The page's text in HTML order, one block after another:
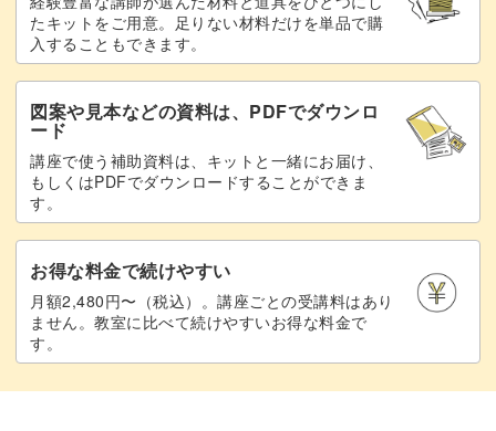
たキットをご用意。足りない材料だけを単品で購
入することもできます。
図案や見本などの資料は、PDFでダウンロ
ード
講座で使う補助資料は、キットと一緒にお届け、
もしくはPDFでダウンロードすることができま
す。
お得な料金で続けやすい
月額2,480円〜（税込）。講座ごとの受講料はあり
ません。教室に比べて続けやすいお得な料金で
す。